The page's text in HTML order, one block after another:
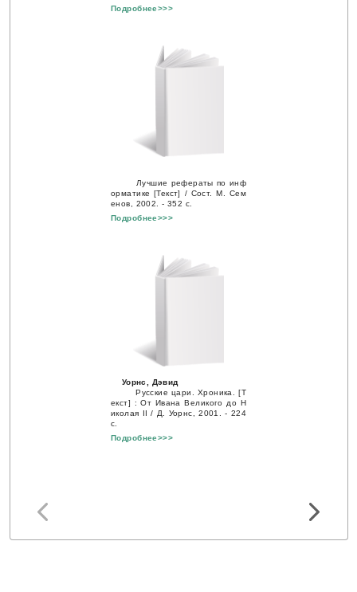
Подробнее>>>
Лучшие рефераты по инф
орматике [Текст] / Сост. М. Сем
енов, 2002. - 352 с.
Подробнее>>>
Уорнс, Дэвид
Русские цари. Хроника. [Т
екст] : От Ивана Великого до Н
иколая II / Д. Уорнс, 2001. - 224
с.
Подробнее>>>